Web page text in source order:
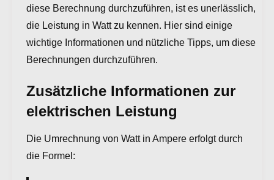
diese Berechnung durchzuführen, ist es unerlässlich,
die Leistung in Watt zu kennen. Hier sind einige
wichtige Informationen und nützliche Tipps, um diese
Berechnungen durchzuführen.
Zusätzliche Informationen zur
elektrischen Leistung
Die Umrechnung von Watt in Ampere erfolgt durch
die Formel: